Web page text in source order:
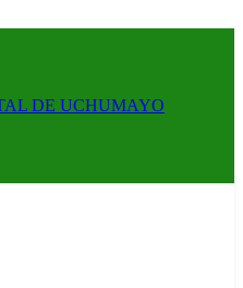
DE UCHUMAYO